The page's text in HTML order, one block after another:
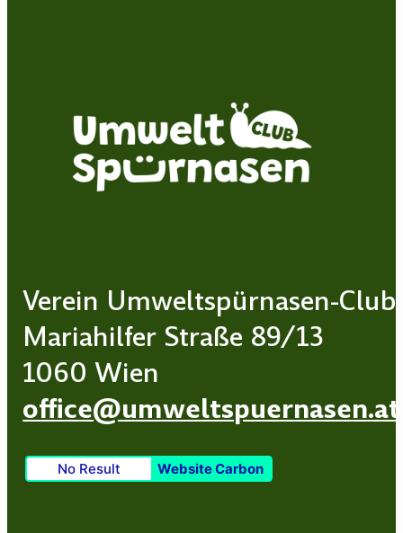
Verein Umweltspürnasen-Club
Mariahilfer Straße 89/13
1060 Wien
office@umweltspuernasen.at
No Result Website Carbon